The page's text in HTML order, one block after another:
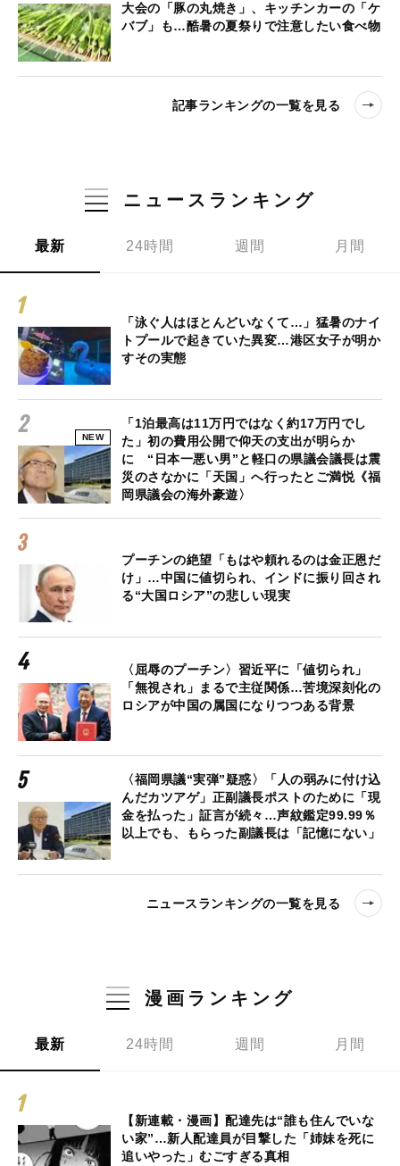
大会の「豚の丸焼き」、キッチンカーの「ケ
バブ」も…酷暑の夏祭りで注意したい食べ物
記事ランキングの一覧を見る
ニュースランキング
最新 24時間 週間 月間
「泳ぐ人はほとんどいなくて…」猛暑のナイ
トプールで起きていた異変…港区女子が明か
すその実態
NEW
「1泊最高は11万円ではなく約17万円でし
た」初の費用公開で仰天の支出が明らか
に “日本一悪い男”と軽口の県議会議長は震
災のさなかに「天国」へ行ったとご満悦《福
岡県議会の海外豪遊〉
プーチンの絶望「もはや頼れるのは金正恩だ
け」…中国に値切られ、インドに振り回され
る“大国ロシア”の悲しい現実
〈屈辱のプーチン〉習近平に「値切られ」
「無視され」まるで主従関係…苦境深刻化の
ロシアが中国の属国になりつつある背景
〈福岡県議“実弾”疑惑〉「人の弱みに付け込
んだカツアゲ」正副議長ポストのために「現
金を払った」証言が続々…声紋鑑定99.99％
以上でも、もらった副議長は「記憶にない」
ニュースランキングの一覧を見る
漫画ランキング
最新 24時間 週間 月間
【新連載・漫画】配達先は“誰も住んでいな
い家”…新人配達員が目撃した「姉妹を死に
追いやった」むごすぎる真相